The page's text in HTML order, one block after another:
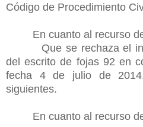
Código de Procedimiento
En cuanto al recurso de
Que se rechaza el
del escrito de fojas 92 en
fecha 4 de julio de
siguientes.
En cuanto al recurso de